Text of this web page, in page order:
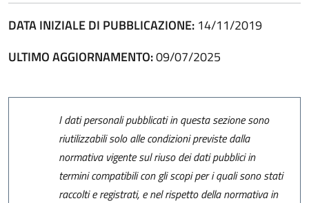
DATA INIZIALE DI PUBBLICAZIONE: 14/11/2019
ULTIMO AGGIORNAMENTO:09/07/2025
I dati personali pubblicati in questa sezione sono
riutilizzabili solo alle condizioni previste dalla
normativa vigente sul riuso dei dati pubblici in
termini compatibili con gli scopi per i quali sono stati
raccolti e registrati, e nel rispetto della normativa in